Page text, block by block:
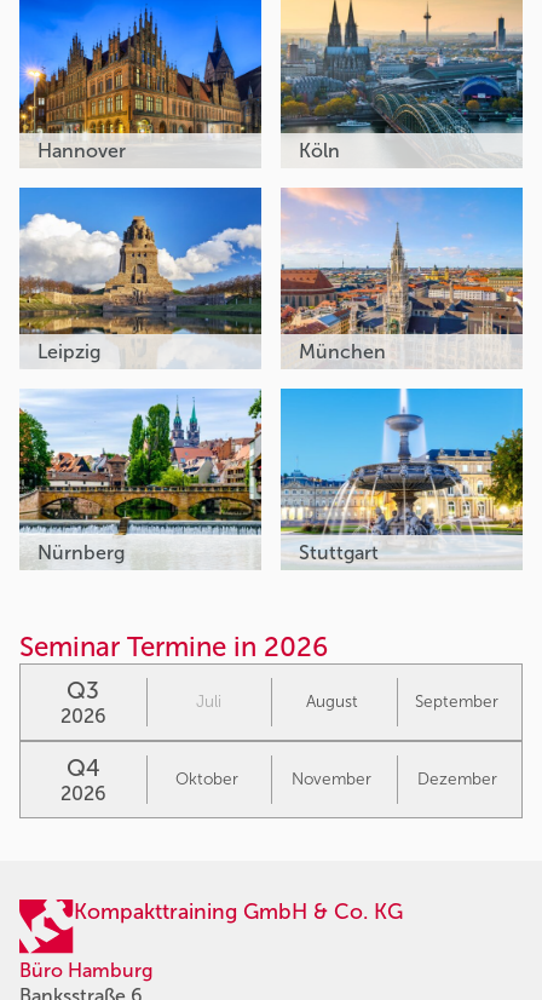
Hannover Köln
Leipzig München
Nürnberg Stuttgart
Seminar Termine in 2026
Q3
2026
Juli August September
Q4
2026
Oktober November Dezember
Kompakttraining GmbH & Co. KG
Büro Hamburg